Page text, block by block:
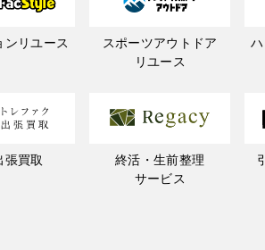
ンリユース
スポーツアウトドア
リユース
張買取
終活・生前整理
サービス